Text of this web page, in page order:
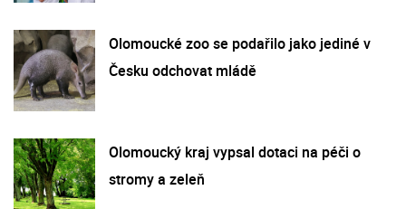
Olomoucké zoo se podařilo jako jediné v
Česku odchovat mládě
Olomoucký kraj vypsal dotaci na péči o
stromy a zeleň